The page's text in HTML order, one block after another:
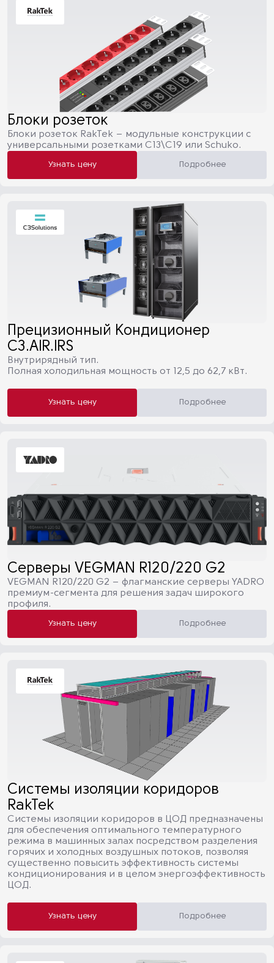
Блоки розеток
Блоки розеток RakTek – модульные конструкции с
универсальными розетками C13\C19 или Schuko.
Узнать цену Подробнее
Прецизионный Кондиционер
C3.AIR.IRS
Внутрирядный тип.
Полная холодильная мощность от 12,5 до 62,7 кВт.
Узнать цену Подробнее
Серверы VEGMAN R120/220 G2
VEGMAN R120/220 G2 – флагманские серверы YADRO
премиум-сегмента для решения задач широкого
профиля.
Узнать цену Подробнее
Системы изоляции коридоров
RakTek
Системы изоляции коридоров в ЦОД предназначены
для обеспечения оптимального температурного
режима в машинных залах посредством разделения
горячих и холодных воздушных потоков, позволяя
существенно повысить эффективность системы
кондиционирования и в целом энергоэффективность
ЦОД.
Узнать цену Подробнее